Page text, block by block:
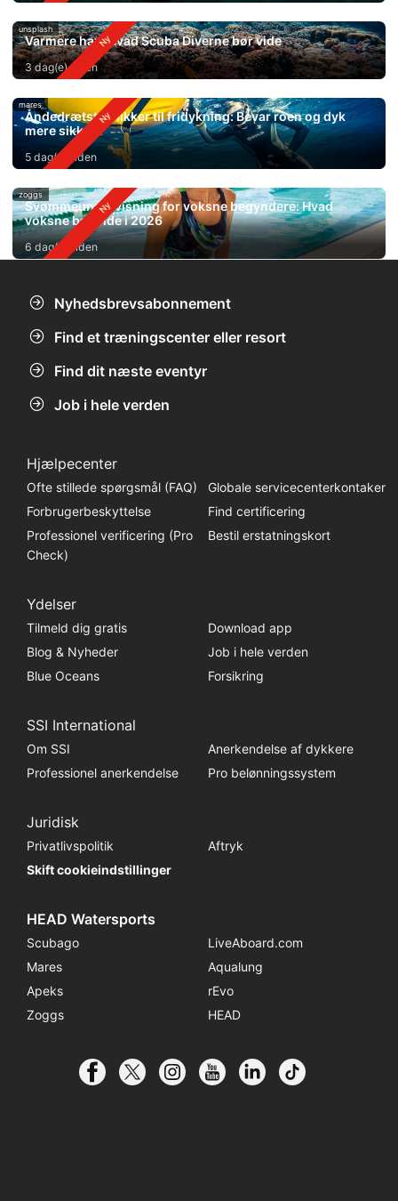
unsplash
Varmere hav: Hvad Scuba Diverne bør vide
3 dag(e) siden
mares
Åndedrætsteknikker til fridykning: Bevar roen og dyk
mere sikkert
5 dag(e) siden
zoggs
Svømmeundervisning for voksne begyndere: Hvad
voksne bør vide i 2026
6 dag(e) siden
Nyhedsbrevsabonnement
Find et træningscenter eller resort
Find dit næste eventyr
Job i hele verden
Hjælpecenter
Ofte stillede spørgsmål (FAQ)
Globale servicecenterkontaker
Forbrugerbeskyttelse
Find certificering
Professionel verificering (Pro
Check)
Bestil erstatningskort
Ydelser
Tilmeld dig gratis
Download app
Blog & Nyheder
Job i hele verden
Blue Oceans
Forsikring
SSI International
Om SSI
Anerkendelse af dykkere
Professionel anerkendelse
Pro belønningssystem
Juridisk
Privatlivspolitik
Aftryk
Skift cookieindstillinger
HEAD Watersports
Scubago
LiveAboard.com
Mares
Aqualung
Apeks
rEvo
Zoggs
HEAD